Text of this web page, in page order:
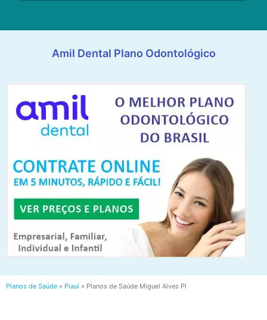
Amil Dental Plano Odontológico
Planos de Saúde » Piauí » Planos de Saúde Miguel Alves PI